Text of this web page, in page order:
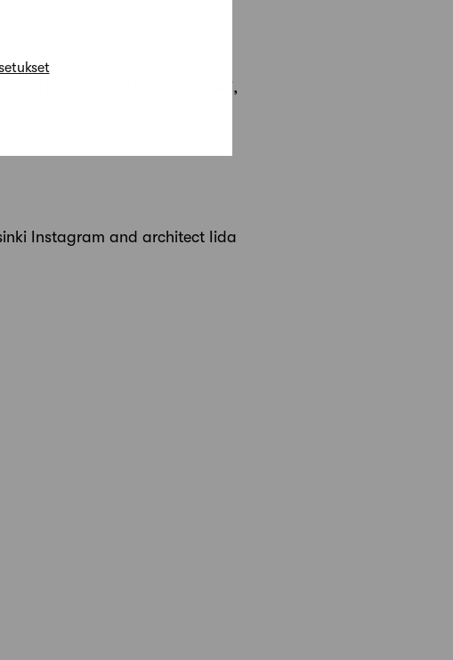
19 A
ja arkkitehti Iida Kalakoski,
Instagram and architect Iida